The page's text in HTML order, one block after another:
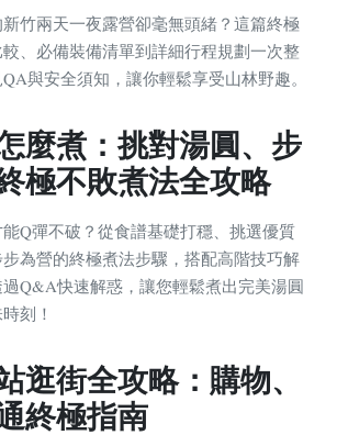
竹兩天一夜露營卻毫無頭緒？這篇終極
、必備裝備清單到詳細行程規劃一次整
與安全須知，讓你輕鬆享受山林野趣。
麼煮：挑對湯圓、步
極不敗煮法全攻略
Q彈不破？從食譜基礎打穩、挑選優質
為營的終極煮法步驟，搭配高階技巧解
Q&A快速解惑，讓您輕鬆煮出完美湯圓
刻！
逛街全攻略：購物、
終極指南